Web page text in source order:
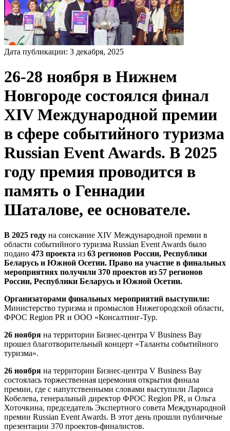
Дата публикации: 3 декабря, 2025
26-28 ноября в Нижнем
Новгороде состоялся финал
ХIVМеждународной премии
в сфере событийного туризма
Russian Event Awards. В 2025
году премия проводится в
память о Геннадии
Шаталове, ее основателе.
В 2025 году на соискание XIV Международной премии в
области событийного туризма Russian Event Awards было
подано 473 проекта из 63 регионов России, Республики
Беларусь и Южной Осетии. Право на участие в финальных
мероприятиях получили 370 проектов из 57 регионов
России, Республики Беларусь и Южной Осетии.
Организаторами финальных мероприятий выступили:
Министерство туризма и промыслов Нижегородской области,
ФРОС Region PR и ООО «Консалтинг-Тур.
26 ноября на территории Бизнес-центра V Business Bay
прошел благотворительный концерт «Таланты событийного
туризма».
26 ноября на территории Бизнес-центра V Business Bay
состоялась торжественная церемония открытия финала
премии, где с напутственными словами выступили Лариса
Кобелева, генеральный директор ФРОС Region PR, и Ольга
Хоточкина, председатель Экспертного совета Международной
премии Russian Event Awards. В этот день прошли публичные
презентации 370 проектов-финалистов.